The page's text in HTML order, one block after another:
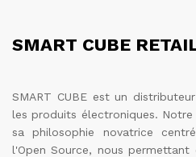
SMART CUBE
SMART CUBE est un
les produits électroniques.
sa philosophie novatrice
l'Open Source, nous